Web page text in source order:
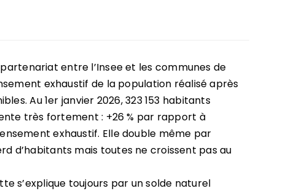
entre l’Insee et les communes de
exhaustif de la population réalisé après
Au 1er janvier 2026, 323 153 habitants
très fortement : +26 % par rapport à
exhaustif. Elle double même par
d’habitants mais toutes ne croissent pas au
s’explique toujours par un solde naturel